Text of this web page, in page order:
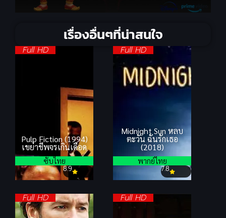
เรื่องอื่นๆที่น่าสนใจ
Full HD
Pulp Fiction (1994)
เขย่าชีพจรเกินเดือด
8.9
ซับไทย
Full HD
Midnight Sun หลบ
ตะวัน ฉันรักเธอ
(2018)
7.8
พากย์ไทย
Full HD Full HD